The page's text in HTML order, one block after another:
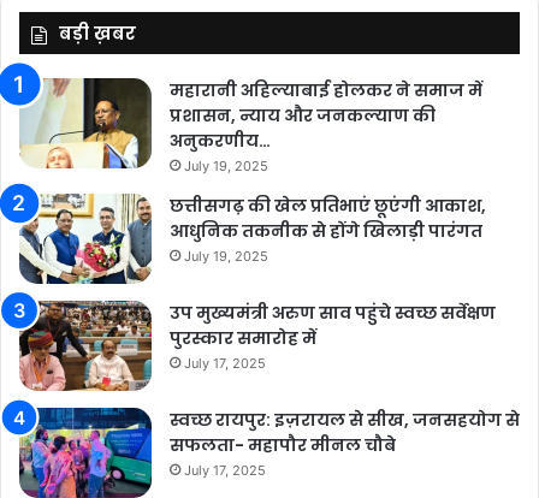
बड़ी ख़बर
महारानी अहिल्याबाई होलकर ने समाज में
प्रशासन, न्याय और जनकल्याण की
अनुकरणीय…
July 19, 2025
छत्तीसगढ़ की खेल प्रतिभाएं छूएंगी आकाश,
आधुनिक तकनीक से होंगे खिलाड़ी पारंगत
July 19, 2025
उप मुख्यमंत्री अरुण साव पहुंचे स्वच्छ सर्वेक्षण
पुरस्कार समारोह में
July 17, 2025
स्वच्छ रायपुर: इज़रायल से सीख, जनसहयोग से
सफलता- महापौर मीनल चौबे
July 17, 2025